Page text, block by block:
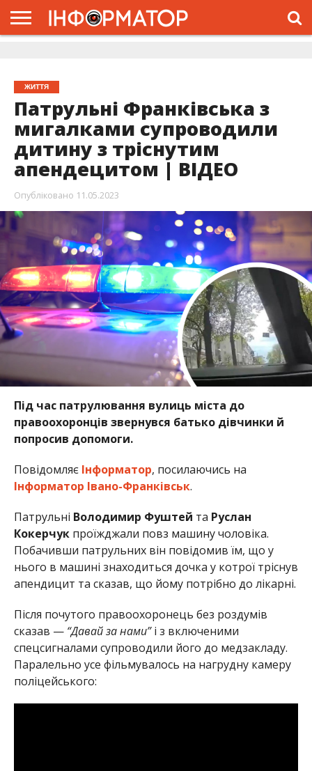
ЖИТТЯ
Патрульні Франківська з
мигалками супроводили
дитину з тріснутим
апендецитом | ВІДЕО
Опубліковано 11.05.2023
Під час патрулювання вулиць міста до
правоохоронців звернувся батько дівчинки й
попросив допомоги.
Повідомляє Інформатор, посилаючись на
Інформатор Івано-Франківськ.
Патрульні Володимир Фуштей та Руслан
Кокерчукпроїжджали повз машину чоловіка.
Побачивши патрульних він повідомив їм, що у
нього в машині знаходиться дочка у котрої тріснув
апендицит та сказав, що йому потрібно до лікарні.
Після почутого правоохоронець без роздумів
сказав —“Давай за нами”і з включеними
спецсигналами супроводили його до медзакладу.
Паралельно усе фільмувалось на нагрудну камеру
поліцейського: